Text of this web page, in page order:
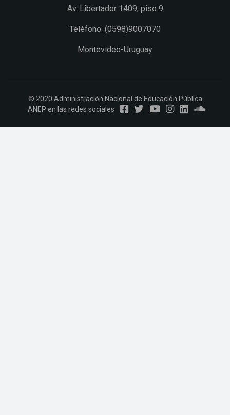
Av. Libertador 1409, piso 9
Teléfono: (0598)9007070
Montevideo-Uruguay
© 2020 Administración Nacional de Educación Pública
ANEP en las redes sociales